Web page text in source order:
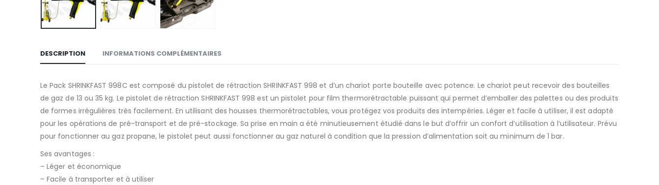
DESCRIPTION INFORMATIONS COMPLÉMENTAIRES
Le Pack SHRINKFAST 998C est composé du pistolet de rétraction SHRINKFAST 998 et d’un chariot porte bouteille avec potence. Le chariot peut recevoir des bouteilles
de gaz de 13 ou 35 kg. Le pistolet de rétraction SHRINKFAST 998 est un pistolet pour film thermorétractable puissant qui permet d’emballer des palettes ou des produits
de formes irrégulières très facilement. En utilisant des housses thermorétractables, vous protégez vos produits des intempéries. Léger et facile à utiliser, il est adapté
pour les opérations de pré-transport et de pré-stockage. Sa prise en main a été minutieusement étudié dans le but d’offrir un confort d’utilisation à l’utilisateur. Prévu
pour fonctionner au gaz propane, le pistolet peut aussi fonctionner au gaz naturel à condition que la pression d’alimentation soit au minimum de 1 bar.
Ses avantages :
– Léger et économique
– Facile à transporter et à utiliser